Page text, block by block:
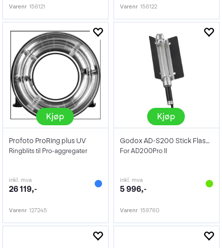
Varenr 156121 Varenr 156122
Kjøp
Profoto ProRing plus UV
Ringblits til Pro-aggregater
inkl. mva
26 119,-
Varenr 127245
Kjøp
Godox AD-S200 Stick Flash Head
For AD200Pro II
inkl. mva
5 996,-
Varenr 159760